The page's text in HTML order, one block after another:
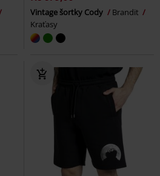
Vintage šortky Cody
Brandit
Kraťasy